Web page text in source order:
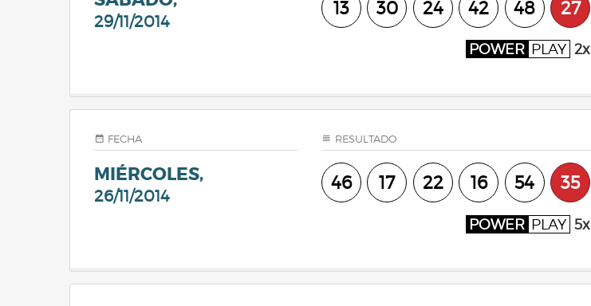
29/11/2014
13 30 24 42 48 27
POWER PLAY 2x
FECHA
MIÉRCOLES,
26/11/2014
RESULTADO
46 17 22 16 54 35
POWER PLAY 5x